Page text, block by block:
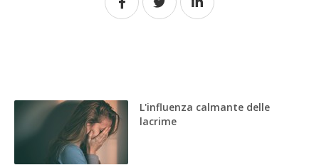
L'influenza calmante delle
lacrime